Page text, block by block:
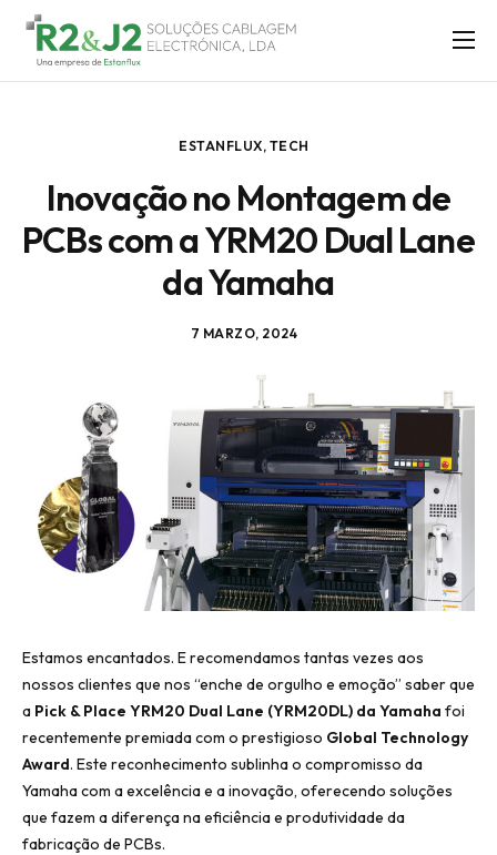
SOLUÇÕES
SOBRE NÓS
BLOG
ESTANFLUX, TECH
Inovação no Montagem de
PCBs com a YRM20 Dual Lane
da Yamaha
7 MARZO, 2024
Estamos encantados. E recomendamos tantas vezes aos
nossos clientes que nos “enche de orgulho e emoção” saber que
a Pick & Place YRM20 Dual Lane (YRM20DL) da Yamaha foi
recentemente premiada com o prestigioso Global Technology
Award. Este reconhecimento sublinha o compromisso da
Yamaha com a excelência e a inovação, oferecendo soluções
que fazem a diferença na eficiência e produtividade da
fabricação de PCBs.